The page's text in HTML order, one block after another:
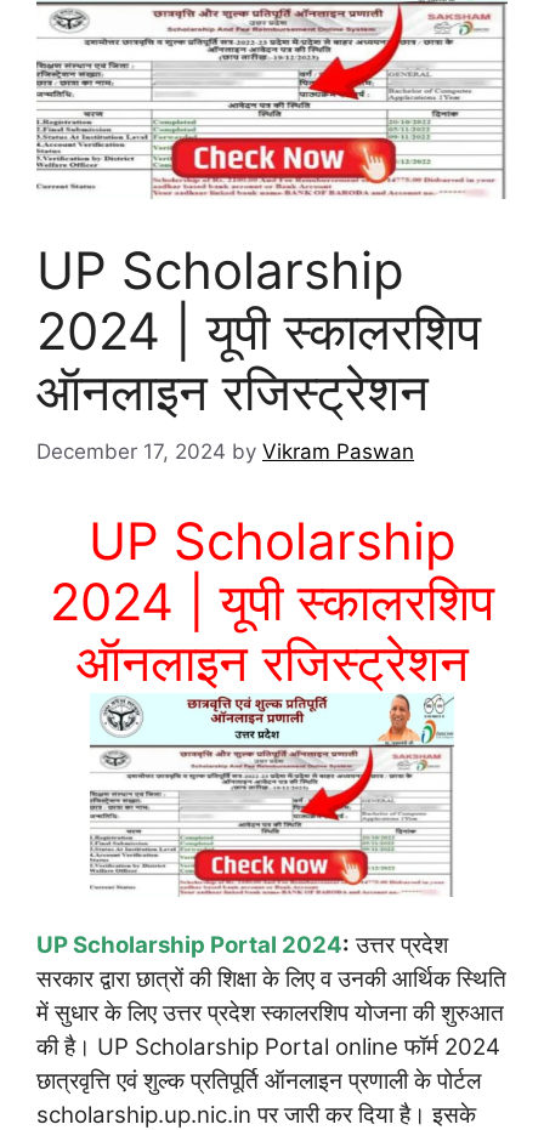
UP Scholarship
2024 | यूपी स्कालरशिप
ऑनलाइन रजिस्ट्रेशन
December 17, 2024 by Vikram Paswan
UP Scholarship
2024 | यूपी स्कालरशिप
ऑनलाइन रजिस्ट्रेशन
UP Scholarship Portal 2024: उत्तर प्रदेश
सरकार द्वारा छात्रों की शिक्षा के लिए व उनकी आर्थिक स्थिति
में सुधार के लिए उत्तर प्रदेश स्कालरशिप योजना की शुरुआत
की है। UP Scholarship Portal online फॉर्म 2024
छात्रवृत्ति एवं शुल्क प्रतिपूर्ति ऑनलाइन प्रणाली के पोर्टल
scholarship.up.nic.in पर जारी कर दिया है। इसके